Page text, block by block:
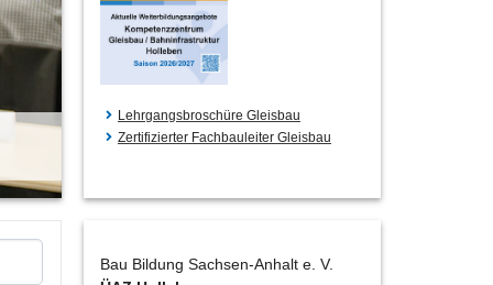
Lehrgangsbroschüre Gleisbau
Zertifizierter Fachbauleiter Gleisbau
Bau Bildung Sachsen-Anhalt e. V.